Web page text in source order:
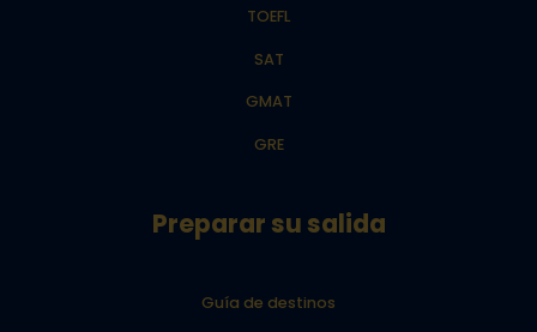
TOEFL
SAT
GMAT
GRE
Preparar su salida
Guía de destinos